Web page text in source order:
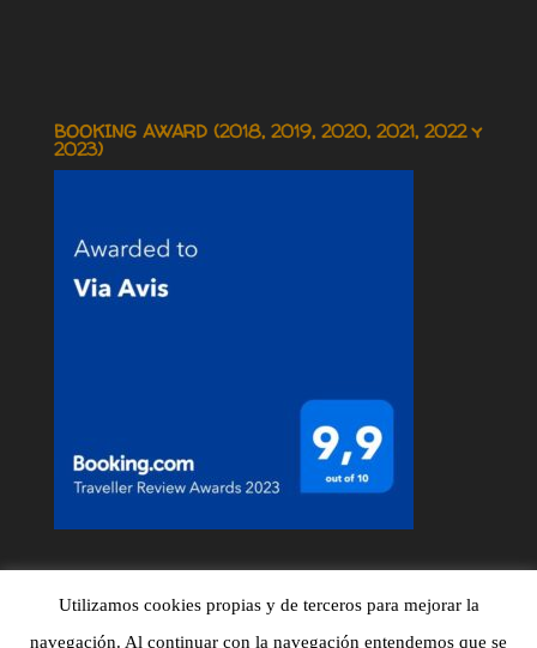
BOOKING AWARD (2018, 2019, 2020, 2021, 2022 y
2023)
Utilizamos cookies propias y de terceros para mejorar la
navegación. Al continuar con la navegación entendemos que se